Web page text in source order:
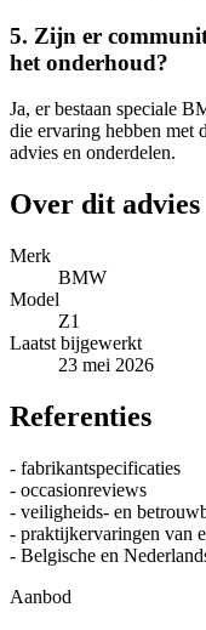
5. Zijn er
het onderhoud?
Ja, er bestaan speciale
die ervaring hebben met
advies en onderdelen.
Over dit advies
Merk
BMW
Model
Z1
Laatst bijgewerkt
23 mei 2026
Referenties
- fabrikantspecificaties
- occasionreviews
- veiligheids- en
- praktijkervaringen van
- Belgische en
Aanbod